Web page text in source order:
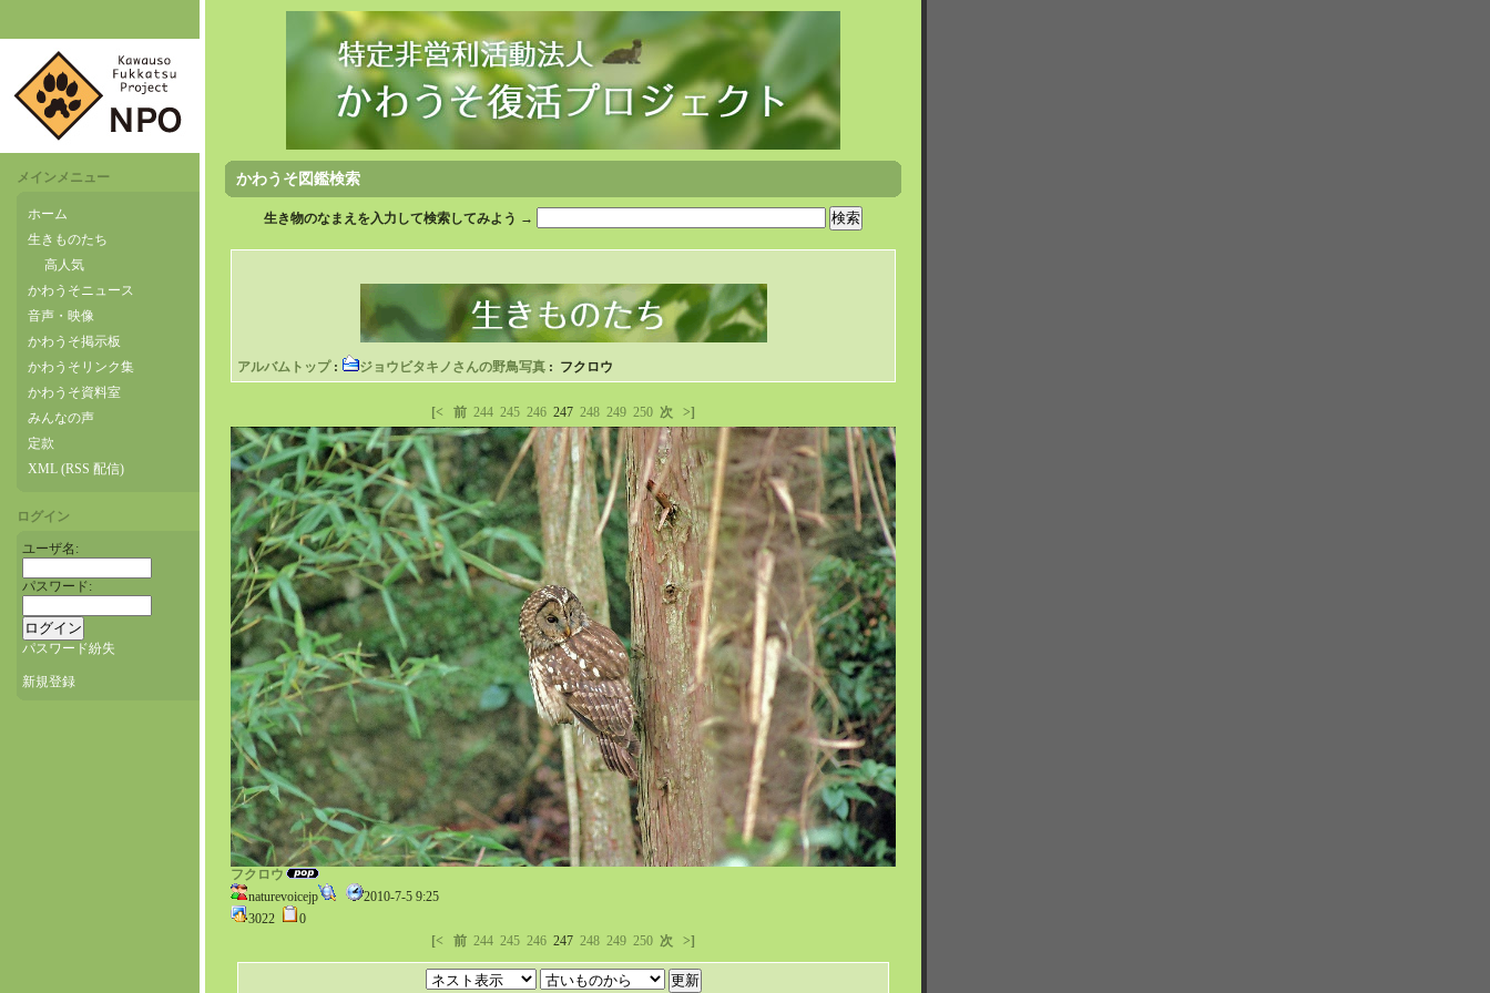
メインメニュー
ホーム
生きものたち
高人気
かわうそニュース
音声・映像
かわうそ掲示板
かわうそリンク集
かわうそ資料室
みんなの声
定款
XML (RSS 配信)
ログイン
ユーザ名:
パスワード:
パスワード紛失
新規登録
かわうそ図鑑検索
生き物のなまえを入力して検索してみよう →
アルバムトップ: ジョウビタキノさんの野鳥写真 : フクロウ
[< 前 244 245 246 247 248 249 250 次 >]
フクロウ
naturevoicejp
2010-7-5 9:25
3022
0
[<
前 244 245 246 247 248 249 250 次 >]